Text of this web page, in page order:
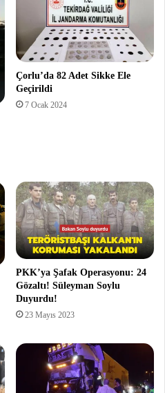
Çorlu’da 82 Adet Sikke Ele
Geçirildi
7 Ocak 2024
PKK’ya Şafak Operasyonu: 24
Gözaltı! Süleyman Soylu
Duyurdu!
23 Mayıs 2023